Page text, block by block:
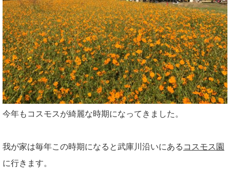
今年もコスモスが綺麗な時期になってきました。
我が家は毎年この時期になると武庫川沿いにある コスモス園
に行きます。